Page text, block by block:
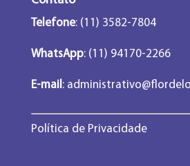
Telefone: (11) 3582-7804
WhatsApp: (11) 94170-2266
E-mail :
Política de Privacidade